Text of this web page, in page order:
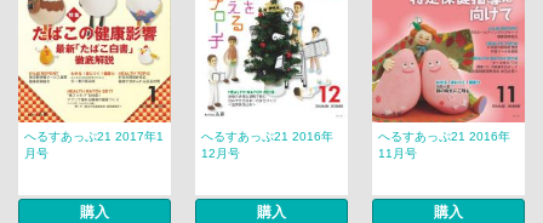
へるすあっぷ21 2017年1
月号
購入
へるすあっぷ21 2016年
12月号
購入
へるすあっぷ21 2016年
11月号
購入